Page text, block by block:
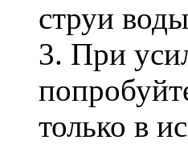
струи
3. При
только в